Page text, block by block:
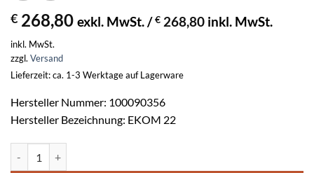
€ 268,80 exkl. MwSt. /€ 268,80 inkl. MwSt.
inkl. MwSt.
zzgl. Versand
Lieferzeit: ca. 1-3 Werktage auf Lagerware
Hersteller Nummer: 100090356
Hersteller Bezeichnung: EKOM 22